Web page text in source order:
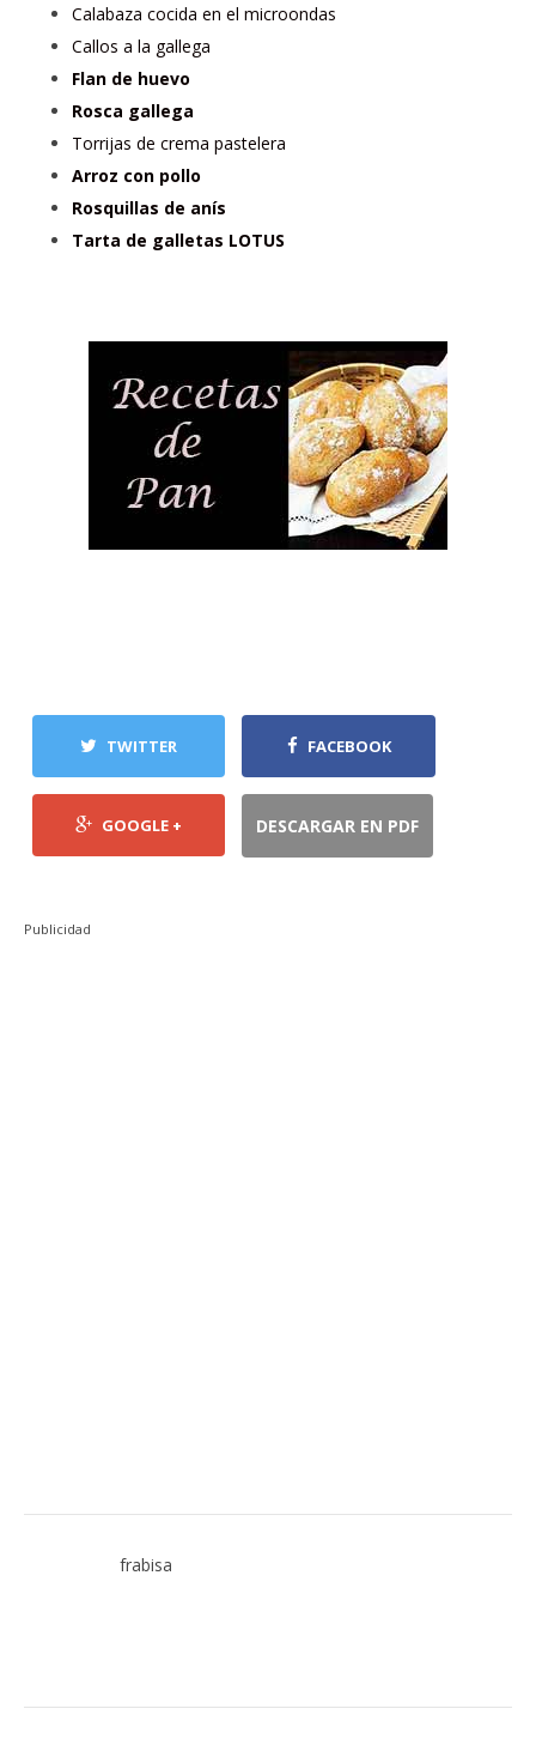
Calabaza cocida en el microondas
Callos a la gallega
Flan de huevo
Rosca gallega
Torrijas de crema pastelera
Arroz con pollo
Rosquillas de anís
Tarta de galletas LOTUS
TWITTER FACEBOOK
GOOGLE + DESCARGAR EN PDF
Publicidad
frabisa